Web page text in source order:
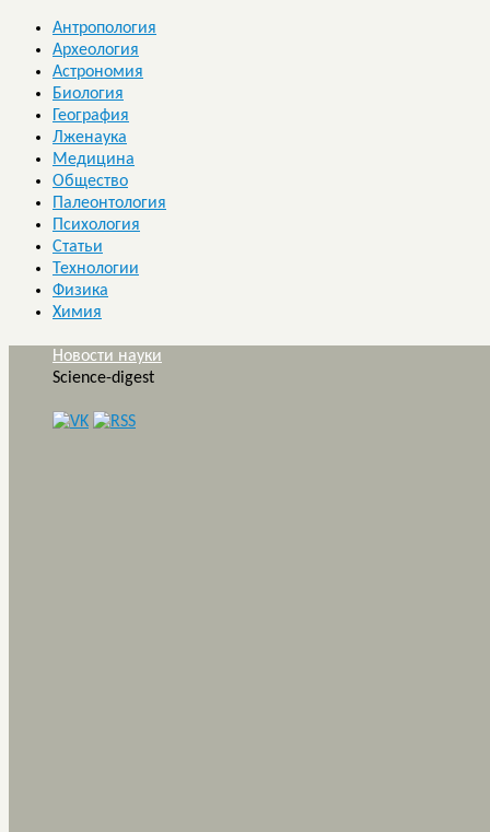
Антропология
Археология
Астрономия
Биология
География
Лженаука
Медицина
Общество
Палеонтология
Психология
Статьи
Технологии
Физика
Химия
Новости науки
Science-digest